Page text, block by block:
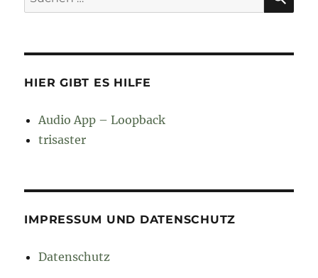
nach:
HIER GIBT ES HILFE
Audio App – Loopback
trisaster
IMPRESSUM UND DATENSCHUTZ
Datenschutz